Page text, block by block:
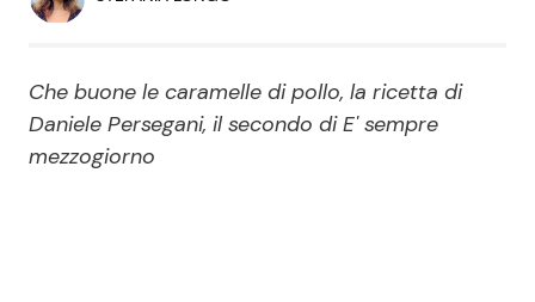
Economia
Persone Scomparse
Politica
Programmi TV
Che buone le caramelle di pollo, la ricetta di
Daniele Persegani, il secondo di E' sempre
mezzogiorno